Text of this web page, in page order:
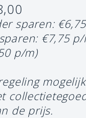
sparen:
€7,75
p/m)
mogelijk
de prijs.